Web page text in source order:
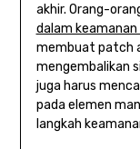
akhir. Orang-
dalam keamanan
membuat patch
mengembalikan
juga harus
pada elemen
langkah